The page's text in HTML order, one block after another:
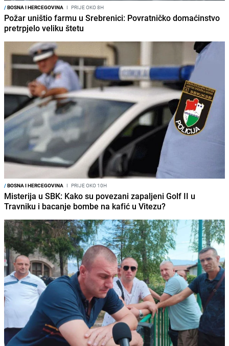
/BOSNA I HERCEGOVINA I PRIJE OKO 8H
Požar uništio farmu u Srebrenici: Povratničko domaćinstvo
pretrpjelo veliku štetu
/BOSNA I HERCEGOVINA I PRIJE OKO 10H
Misterija u SBK: Kako su povezani zapaljeni Golf II u
Travniku i bacanje bombe na kafić u Vitezu?